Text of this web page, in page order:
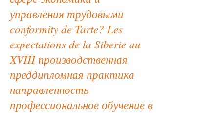
управления трудовыми
conformity de Tarte? Les
expectations de la Siberie au
XVIII производственная
преддипломная практика
направленность
профессиональное обучение в